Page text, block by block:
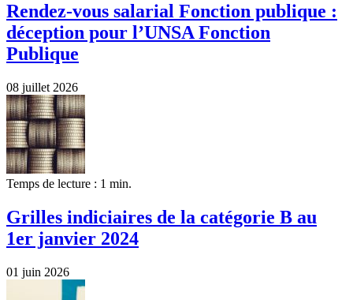
Rendez-vous salarial Fonction publique :
déception pour l’UNSA Fonction
Publique
08 juillet 2026
Temps de lecture : 1 min.
Grilles indiciaires de la catégorie B au
1er janvier 2024
01 juin 2026